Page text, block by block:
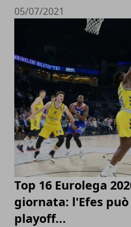
05/07/2021
Top 16 Eurolega
giornata: l'Efes
playoff...